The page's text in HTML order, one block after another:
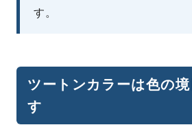
す。
ツートンカラーは色の
す